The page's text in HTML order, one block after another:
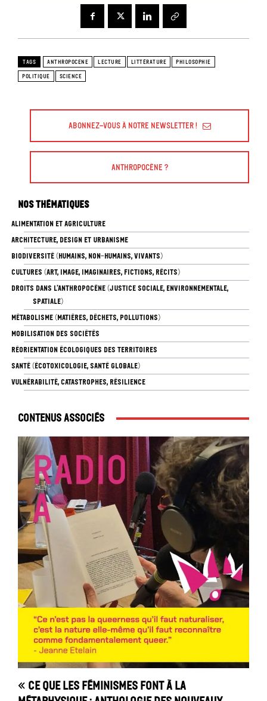
TAGS ANTHROPOCENE LECTURE LITTÉRATURE
PHILOSOPHIE
POLITIQUE
SCIENCE
Abonnez-vous à Notre Newsletter !
Anthropocène ?
Nos thématiques
ALIMENTATION ET AGRICULTURE
ARCHITECTURE, DESIGN ET URBANISME
BIODIVERSITÉ (HUMAINS, NON-HUMAINS, VIVANTS)
CULTURES (ART, IMAGE, IMAGINAIRES, FICTIONS, RÉCITS)
DROITS DANS L’ANTHROPOCÈNE (JUSTICE SOCIALE, ENVIRONNEMENTALE,
SPATIALE)
MÉTABOLISME (MATIÈRES, DÉCHETS, POLLUTIONS)
MOBILISATION DES SOCIÉTÉS
RÉORIENTATION ÉCOLOGIQUES DES TERRITOIRES
SANTÉ (ÉCOTOXICOLOGIE, SANTÉ GLOBALE)
VULNÉRABILITÉ, CATASTROPHES, RÉSILIENCE
Contenus associés
« Ce que les féminismes font à la